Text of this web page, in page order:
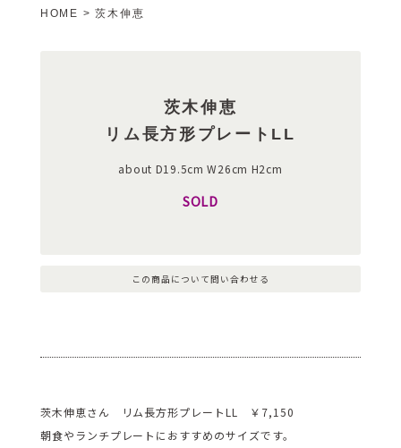
HOME >茨木伸恵
茨木伸恵
リム長方形プレートLL
about D19.5cm W26cm H2cm
SOLD
この商品について問い合わせる
茨木伸恵さん リム長方形プレートLL ￥7,150
朝食やランチプレートにおすすめのサイズです。